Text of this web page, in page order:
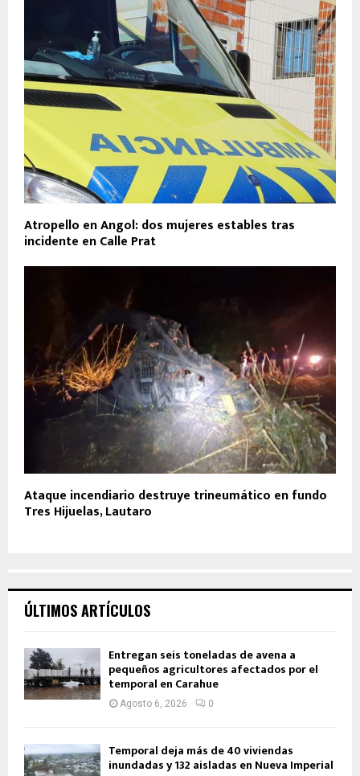
Atropello en Angol: dos mujeres estables tras
incidente en Calle Prat
Ataque incendiario destruye trineumático en fundo
Tres Hijuelas, Lautaro
ÚLTIMOS ARTÍCULOS
Entregan seis toneladas de avena a
pequeños agricultores afectados por el
temporal en Carahue
Agosto 6, 2026 0
Temporal deja más de 40 viviendas
inundadas y 132 aisladas en Nueva Imperial